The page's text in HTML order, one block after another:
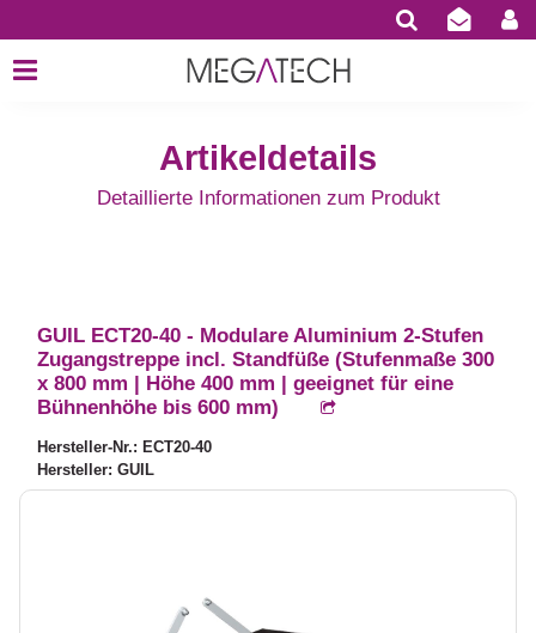
Artikeldetails
Detaillierte Informationen zum Produkt
GUIL ECT20-40 - Modulare Aluminium 2-Stufen
Zugangstreppe incl. Standfüße (Stufenmaße 300
x 800 mm | Höhe 400 mm | geeignet für eine
Bühnenhöhe bis 600 mm)
Hersteller-Nr.: ECT20-40
Hersteller: GUIL